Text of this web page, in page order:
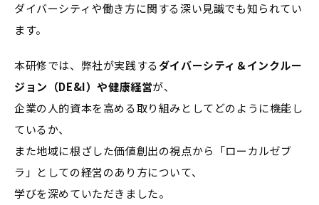
ダイバーシティや働き方に関する深い見識でも知られてい
ます。
本研修では、弊社が実践するダイバーシティ＆インクルー
ジョン（DE&I）や健康経営が、
企業の人的資本を高める取り組みとしてどのように機能し
ているか、
また地域に根ざした価値創出の視点から「ローカルゼブ
ラ」としての経営のあり方について、
学びを深めていただきました。